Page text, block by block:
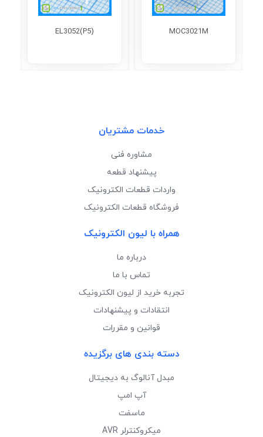
MOC3021M
EL3052(P5)
خدمات مشتریان
مشاوره فنی
پیشنهاد قطعه
واردات قطعات الکترونیک
فروشگاه قطعات الکترونیک
همراه با لیون الکترونیک
درباره ما
تماس با ما
تجربه خرید از لیون الکترونیک
انتقادات و پیشنهادات
قوانین و مقررات
دسته بندی های برگزیده
مبدل آنالوگ به دیجیتال
آپ امپ
ماسفت
میکروکنترلر AVR